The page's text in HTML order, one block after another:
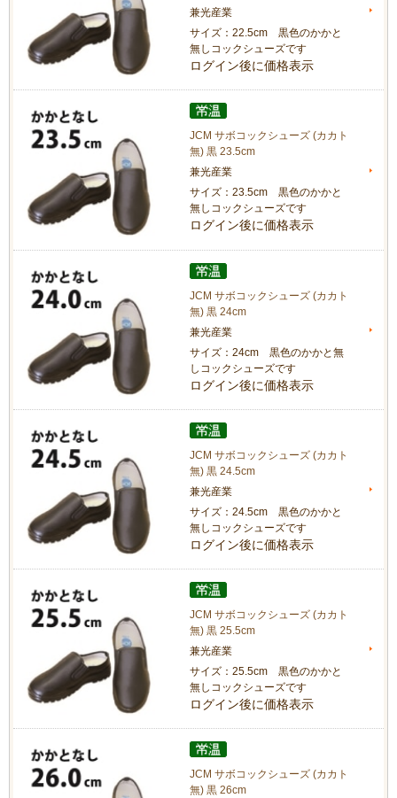
兼光産業
サイズ：22.5cm 黒色のかかと
無しコックシューズです
ログイン後に価格表示
JCM サボコックシューズ (カカト
無) 黒 23.5cm
兼光産業
サイズ：23.5cm 黒色のかかと
無しコックシューズです
ログイン後に価格表示
JCM サボコックシューズ (カカト
無) 黒 24cm
兼光産業
サイズ：24cm 黒色のかかと無
しコックシューズです
ログイン後に価格表示
JCM サボコックシューズ (カカト
無) 黒 24.5cm
兼光産業
サイズ：24.5cm 黒色のかかと
無しコックシューズです
ログイン後に価格表示
JCM サボコックシューズ (カカト
無) 黒 25.5cm
兼光産業
サイズ：25.5cm 黒色のかかと
無しコックシューズです
ログイン後に価格表示
JCM サボコックシューズ (カカト
無) 黒 26cm